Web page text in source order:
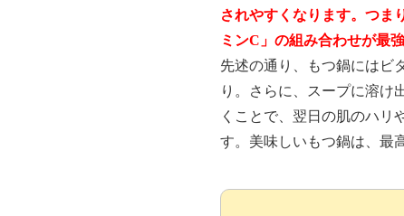
されやすくなります。つま
ミンC」の組み合わせが最強
先述の通り、もつ鍋にはビ
り。さらに、スープに溶け
くことで、翌日の肌のハリ
す。美味しいもつ鍋は、最